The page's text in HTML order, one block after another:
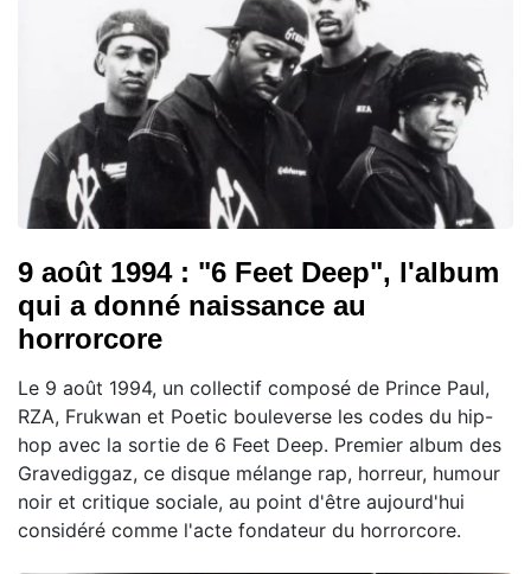
9 août 1994 : "6 Feet Deep", l'album
qui a donné naissance au
horrorcore
Le 9 août 1994, un collectif composé de Prince Paul,
RZA, Frukwan et Poetic bouleverse les codes du hip-
hop avec la sortie de 6 Feet Deep. Premier album des
Gravediggaz, ce disque mélange rap, horreur, humour
noir et critique sociale, au point d'être aujourd'hui
considéré comme l'acte fondateur du horrorcore.